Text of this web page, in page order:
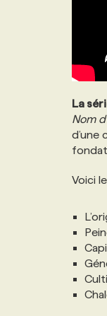
La
Nom
d’une
Voici